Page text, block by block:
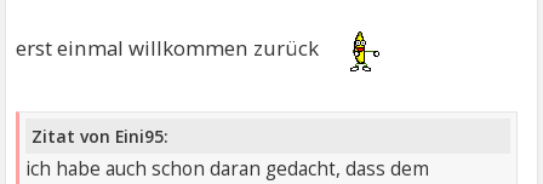
erst einmal willkommen zurück
Zitat von Eini95:
ich habe auch schon daran gedacht, dass dem